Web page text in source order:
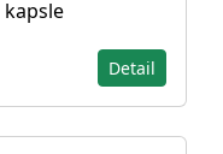
Detail